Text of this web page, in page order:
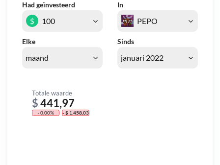
Had geïnvesteerd In
Elke Sinds
$
Totale waarde
$441,97
- 0,00% - $ 1.458,03